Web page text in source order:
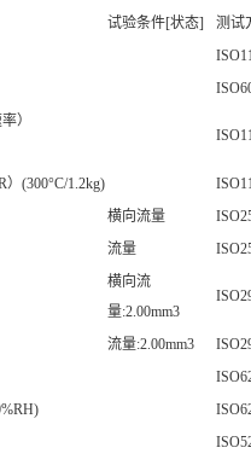
试验条件[状态] 测试
）
(300°C/1.2kg)
横向流量
流量
横向流
量:2.00mm3
流量:2.00mm3